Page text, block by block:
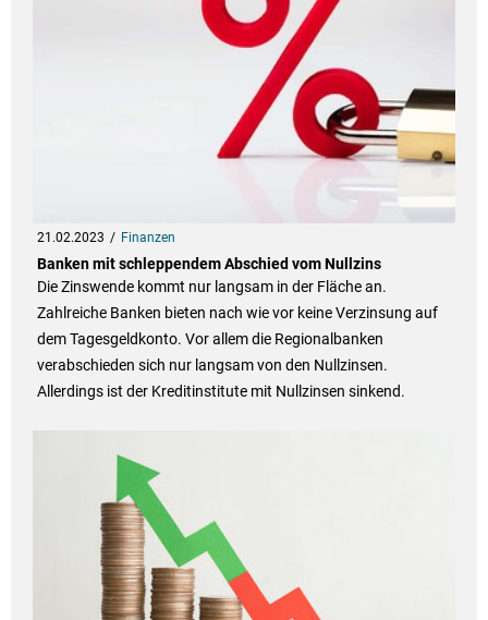
21.02.2023 Finanzen
Banken mit schleppendem Abschied vom Nullzins
Die Zinswende kommt nur langsam in der Fläche an.
Zahlreiche Banken bieten nach wie vor keine Verzinsung auf
dem Tagesgeldkonto. Vor allem die Regionalbanken
verabschieden sich nur langsam von den Nullzinsen.
Allerdings ist der Kreditinstitute mit Nullzinsen sinkend.